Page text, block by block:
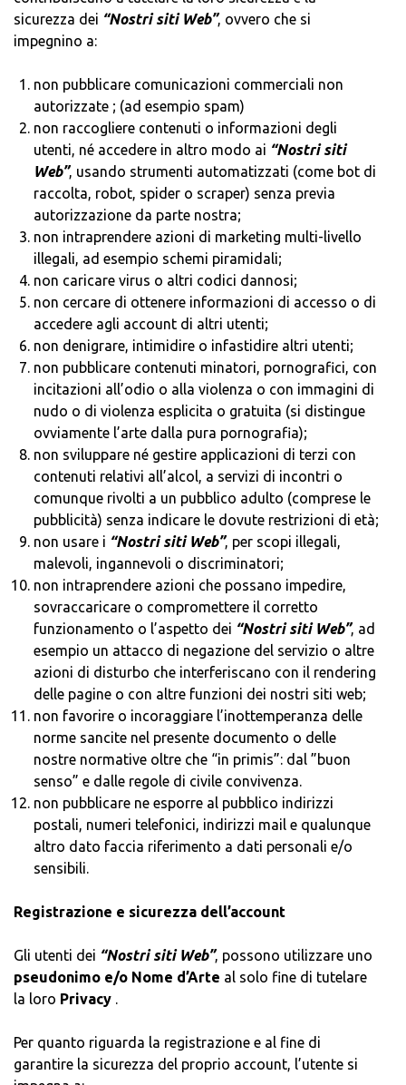
sicurezza dei “Nostri siti Web”, ovvero che si
impegnino a:
non pubblicare comunicazioni commerciali non
autorizzate ; (ad esempio spam)
non raccogliere contenuti o informazioni degli
utenti, né accedere in altro modo ai “Nostri siti
Web”, usando strumenti automatizzati (come bot di
raccolta, robot, spider o scraper) senza previa
autorizzazione da parte nostra;
non intraprendere azioni di marketing multi-livello
illegali, ad esempio schemi piramidali;
non caricare virus o altri codici dannosi;
non cercare di ottenere informazioni di accesso o di
accedere agli account di altri utenti;
non denigrare, intimidire o infastidire altri utenti;
non pubblicare contenuti minatori, pornografici, con
incitazioni all’odio o alla violenza o con immagini di
nudo o di violenza esplicita o gratuita (si distingue
ovviamente l’arte dalla pura pornografia);
non sviluppare né gestire applicazioni di terzi con
contenuti relativi all’alcol, a servizi di incontri o
comunque rivolti a un pubblico adulto (comprese le
pubblicità) senza indicare le dovute restrizioni di età;
non usare i “Nostri siti Web”, per scopi illegali,
malevoli, ingannevoli o discriminatori;
non intraprendere azioni che possano impedire,
sovraccaricare o compromettere il corretto
funzionamento o l’aspetto dei “Nostri siti Web”, ad
esempio un attacco di negazione del servizio o altre
azioni di disturbo che interferiscano con il rendering
delle pagine o con altre funzioni dei nostri siti web;
non favorire o incoraggiare l’inottemperanza delle
norme sancite nel presente documento o delle
nostre normative oltre che “in primis”: dal ”buon
senso” e dalle regole di civile convivenza.
non pubblicare ne esporre al pubblico indirizzi
postali, numeri telefonici, indirizzi mail e qualunque
altro dato faccia riferimento a dati personali e/o
sensibili.
Registrazione e sicurezza dell’account
Gli utenti dei “Nostri siti Web”, possono utilizzare uno
pseudonimo e/o Nome d’Arte al solo fine di tutelare
la loro Privacy .
Per quanto riguarda la registrazione e al fine di
garantire la sicurezza del proprio account, l’utente si